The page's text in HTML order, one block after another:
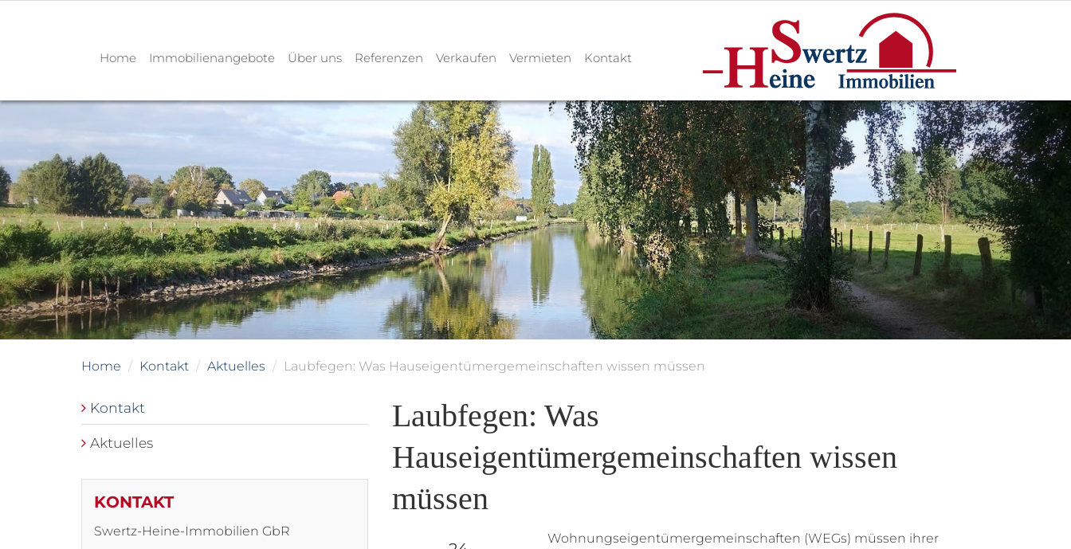
Home Immobilienangebote Über uns Referenzen Verkaufen Vermieten Kontakt
Home Kontakt Aktuelles Laubfegen: Was Hauseigentümergemeinschaften wissen müssen
Laubfegen: Was
Hauseigentümergemeinschaften wissen
müssen
Wohnungseigentümergemeinschaften (WEGs) müssen ihrer
Kontakt
Aktuelles
KONTAKT
Swertz-Heine-Immobilien GbR